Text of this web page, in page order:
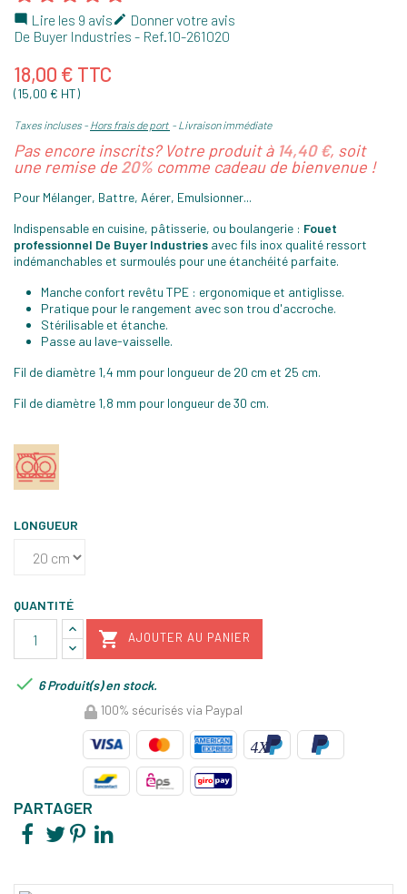
 Lire les 9 avis Donner votre avis
De Buyer Industries - Ref.10-261020
18,00 € TTC
(15,00 € HT)
Taxes incluses Hors frais de port Livraison immédiate
Pas encore inscrits? Votre produit à 14,40 €, soit
une remise de 20% comme cadeau de bienvenue !
Pour Mélanger, Battre, Aérer, Emulsionner...
Indispensable en cuisine, pâtisserie, ou boulangerie : Fouet
professionnel De Buyer Industries avec fils inox qualité ressort
indémanchables et surmoulés pour une étanchéité parfaite.
Manche confort revêtu TPE : ergonomique et antiglisse.
Pratique pour le rangement avec son trou d'accroche.
Stérilisable et étanche.
Passe au lave-vaisselle.
Fil de diamètre 1,4 mm pour longueur de 20 cm et 25 cm.
Fil de diamètre 1,8 mm pour longueur de 30 cm.
LONGUEUR
QUANTITÉ
 AJOUTER AU PANIER
 6 Produit(s) en stock.
100% sécurisés via Paypal
PARTAGER